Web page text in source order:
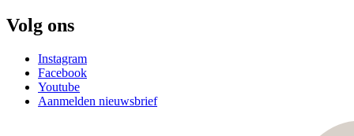
Volg ons
Instagram
Facebook
Youtube
Aanmelden nieuwsbrief